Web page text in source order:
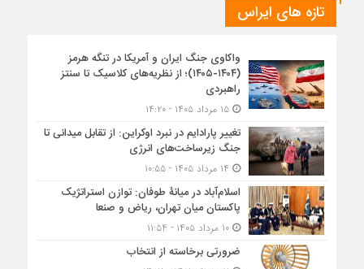
تازه های ایراس
واکاوی جنگ ایران و آمریکا در تنگه هرمز
(۱۴۰۴-۱۴۰۵)؛ از نظریه‌های کلاسیک تا سنتز
راهبردی
۱۵ مرداد ۱۴۰۵ - ۱۴:۲۰
تغییر پارادایم در نبرد اوکراین: از تقابل میدانی تا
جنگ زیرساخت‌های انرژی
اسلام‌آباد در میانۀ طوفان: توازن استراتژیک
پاکستان میان تهران، ریاض و صنعا
۱۰ مرداد ۱۴۰۵ - ۱۱:۵۴
ضرورتی برخاسته از انتخاب